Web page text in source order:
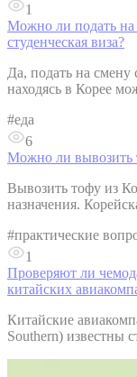
1
Можно ли подать на
студенческая виза?
Да, подать на смену
находясь в Корее
#еда
6
Можно ли
Вывозить тофу из
назначения.
#практические
1
Проверяют ли
китайских
Китайские
Southern) известны